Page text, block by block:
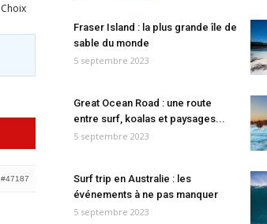
Choix
#47187
Fraser Island : la plus grande île de
sable du monde
5 septembre 2023
Great Ocean Road : une route
entre surf, koalas et paysages...
5 septembre 2023
Surf trip en Australie : les
événements à ne pas manquer
5 septembre 2023